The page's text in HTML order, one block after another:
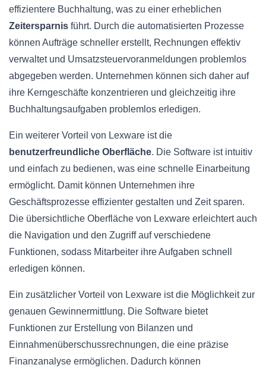
effizientere Buchhaltung, was zu einer erheblichen
Zeitersparnis führt. Durch die automatisierten Prozesse
können Aufträge schneller erstellt, Rechnungen effektiv
verwaltet und Umsatzsteuervoranmeldungen problemlos
abgegeben werden. Unternehmen können sich daher auf
ihre Kerngeschäfte konzentrieren und gleichzeitig ihre
Buchhaltungsaufgaben problemlos erledigen.
Ein weiterer Vorteil von Lexware ist die
benutzerfreundliche Oberfläche. Die Software ist intuitiv
und einfach zu bedienen, was eine schnelle Einarbeitung
ermöglicht. Damit können Unternehmen ihre
Geschäftsprozesse effizienter gestalten und Zeit sparen.
Die übersichtliche Oberfläche von Lexware erleichtert auch
die Navigation und den Zugriff auf verschiedene
Funktionen, sodass Mitarbeiter ihre Aufgaben schnell
erledigen können.
Ein zusätzlicher Vorteil von Lexware ist die Möglichkeit zur
genauen Gewinnermittlung. Die Software bietet
Funktionen zur Erstellung von Bilanzen und
Einnahmenüberschussrechnungen, die eine präzise
Finanzanalyse ermöglichen. Dadurch können